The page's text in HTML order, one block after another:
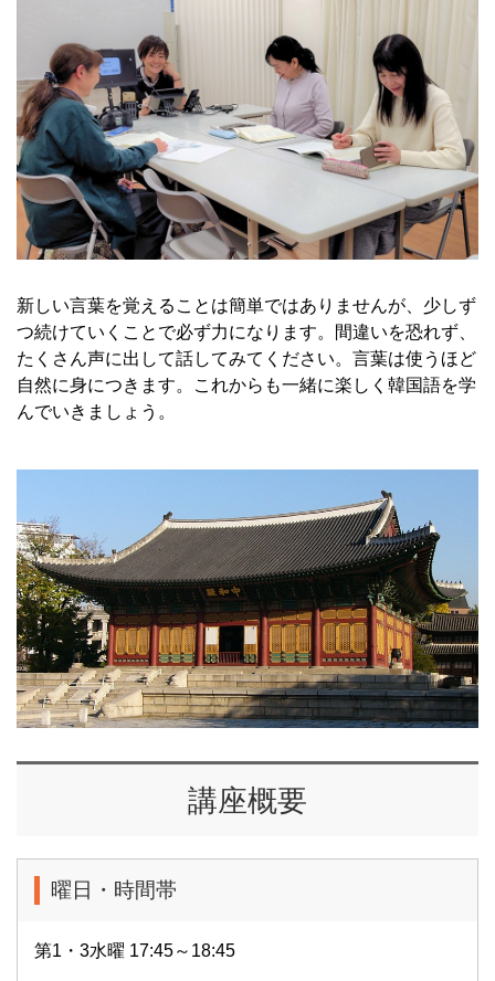
新しい言葉を覚えることは簡単ではありませんが、少しず
つ続けていくことで必ず力になります。間違いを恐れず、
たくさん声に出して話してみてください。言葉は使うほど
自然に身につきます。これからも一緒に楽しく韓国語を学
んでいきましょう。
講座概要
曜日・時間帯
第1・3水曜 17:45～18:45